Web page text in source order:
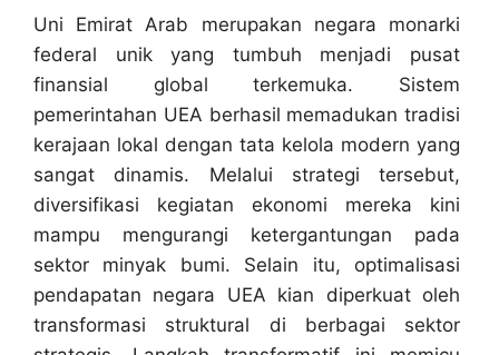
Uni Emirat Arab merupakan negara monarki
federal unik yang tumbuh menjadi pusat
finansial global terkemuka. Sistem
pemerintahan UEA berhasil memadukan tradisi
kerajaan lokal dengan tata kelola modern yang
sangat dinamis. Melalui strategi tersebut,
diversifikasi kegiatan ekonomi mereka kini
mampu mengurangi ketergantungan pada
sektor minyak bumi. Selain itu, optimalisasi
pendapatan negara UEA kian diperkuat oleh
transformasi struktural di berbagai sektor